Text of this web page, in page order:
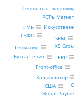
X5
Global
SRM
ERP
Front-office
Калькулятор
РСТъ
США
СЗФО
Германия
Бухгалтерия
Сервисная
СМБ